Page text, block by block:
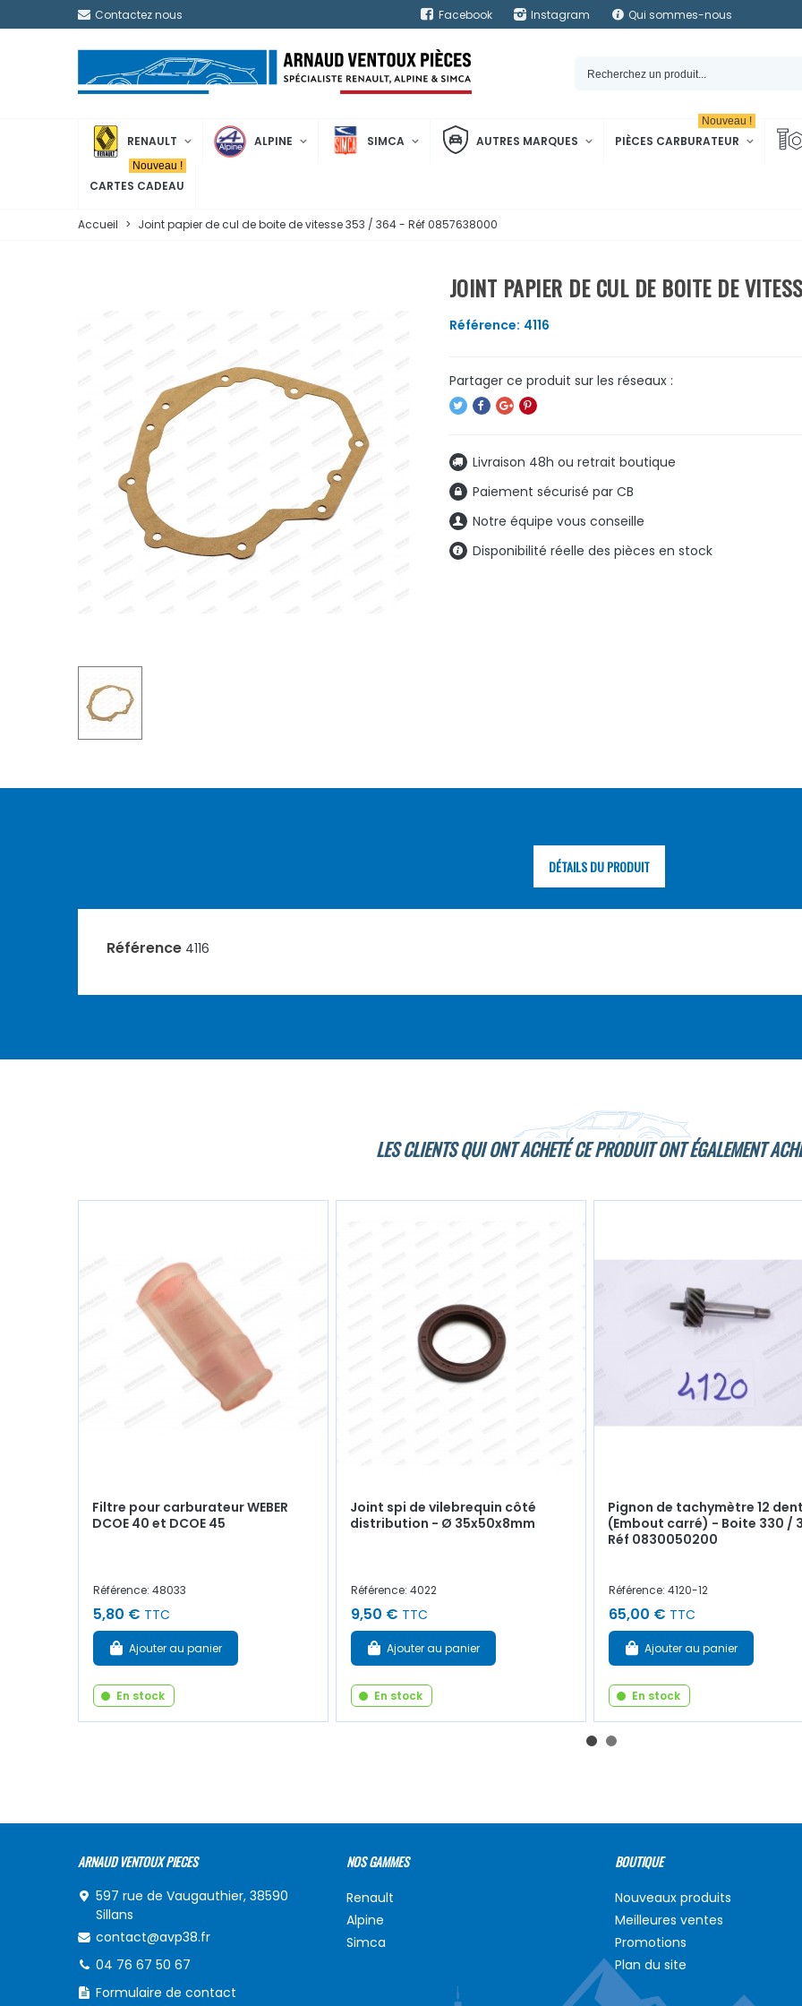
Contactez nous Facebook Instagram Qui sommes-nous
RENAULT ALPINE SIMCA AUTRES MARQUES PIÈCES CARBURATEUR
Nouveau !
CARTES CADEAU
Nouveau !
Accueil > Joint papier de cul de boite de vitesse 353 / 364 - Réf 0857638000
JOINT PAPIER DE CUL DE BOITE DE
Référence: 4116
Livraison 48h ou retrait boutique
Paiement sécurisé par CB
Notre équipe vous conseille
Disponibilité réelle des pièces en stock
DÉTAILS DU PRODUIT
Référence 4116
LES CLIENTS QUI ONT ACHETÉ CE PRODUIT ONT ÉGALEMENT
Filtre pour carburateur WEBER
DCOE 40 et DCOE 45
Référence: 48033
5,80 € TTC
Ajouter au panier
En stock
Joint spi de vilebrequin côté
distribution - Ø 35x50x8mm
Référence: 4022
9,50 € TTC
Ajouter au panier
En stock
Pignon de tachymètre 12
(Embout carré) - Boite 330 /
Réf 0830050200
Référence: 4120-12
65,00 € TTC
Ajouter au panier
En stock
ARNAUD VENTOUX PIECES
597 rue de Vaugauthier, 38590
Sillans
contact@avp38.fr
04 76 67 50 67
Formulaire de contact
NOS GAMMES
Renault
Alpine
Simca
BOUTIQUE
Nouveaux produits
Meilleures ventes
Promotions
Plan du site